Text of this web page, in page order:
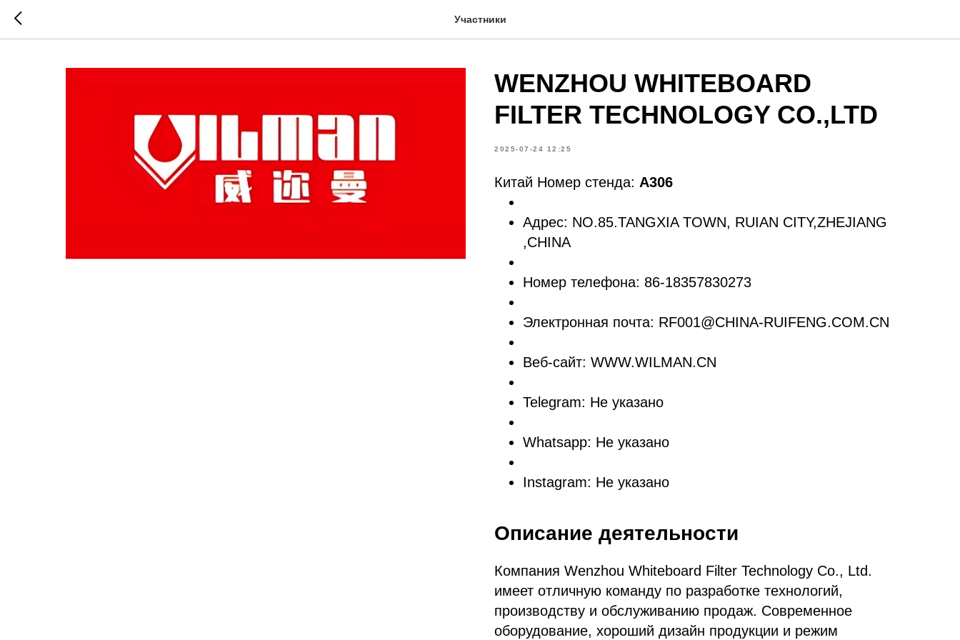
Участники
WENZHOU WHITEBOARD
FILTER TECHNOLOGY CO.,LTD
2025-07-24 12:25
Китай Номер стенда: A306
Адрес: NO.85.TANGXIA TOWN, RUIAN CITY,ZHEJIANG
,CHINA
Номер телефона: 86-18357830273
Электронная почта: RF001@CHINA-RUIFENG.COM.CN
Веб-сайт: WWW.WILMAN.CN
Telegram: Не указано
Whatsapp: Не указано
Instagram: Не указано
Описание деятельности
Компания Wenzhou Whiteboard Filter Technology Co., Ltd.
имеет отличную команду по разработке технологий,
производству и обслуживанию продаж. Современное
оборудование, хороший дизайн продукции и режим